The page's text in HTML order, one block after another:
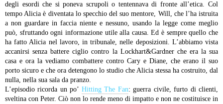
degli esordi che si poneva scrupoli o tentennava di fronte all’etica. Col
tempo Alicia è diventata lo specchio del suo mentore, Will, che l’ha istruita
a non guardare in faccia niente e nessuno, usando la legge come meglio
può, sfruttando ogni informazione utile alla causa. Ed è sempre quello che
ha fatto Alicia nel lavoro, in tribunale, nelle deposizioni. L’abbiamo vista
accanirsi senza battere ciglio contro la Lockhart&Gardner che era la sua
casa e ora la vediamo combattere contro Cary e Diane, che erano il suo
porto sicuro e che ora detengono lo studio che Alicia stessa ha costruito, dal
nulla, nella sua sala da pranzo.
L’episodio ricorda un po’ Hitting The Fan: guerra civile, furto di clienti,
sveltina con Peter. Ciò non lo rende meno di impatto e non ne costituisce in